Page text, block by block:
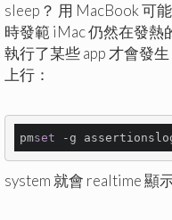
sleep？ 用 MacBook 可
時發範 iMac 仍然在發熱
執行了某些 app 才會發
上行：
pmset
system 就會 realtime 顯